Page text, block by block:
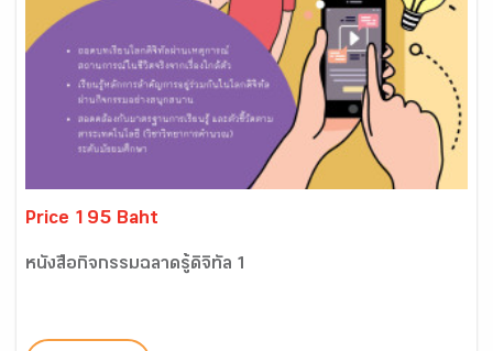
Price 195 Baht
หนังสือกิจกรรมฉลาดรู้ดิจิทัล 1